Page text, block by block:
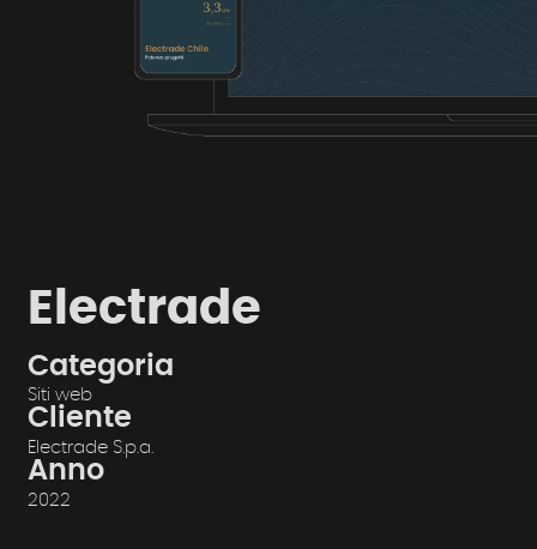
Electrade
Categoria
Siti web
Cliente
Electrade S.p.a.
Anno
2022